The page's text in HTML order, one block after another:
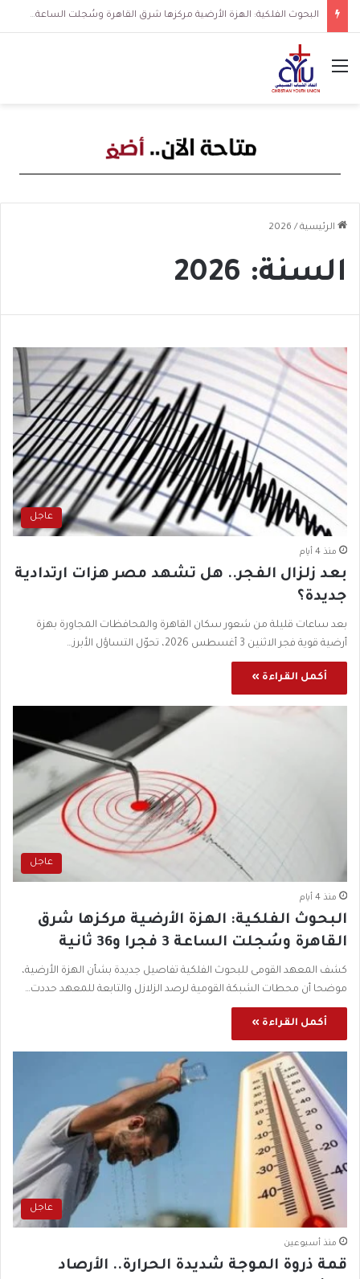
البحوث الفلكية: الهزة الأرضية مركزها شرق القاهرة وسُجلت الساعة 3 فجرا و36 ثانية
القائمة
الرئيسية /
2026
السنة: 2026
عاجل
منذ 4 أيام
بعد زلزال الفجر.. هل تشهد مصر هزات ارتدادية
جديدة؟
بعد ساعات قليلة من شعور سكان القاهرة والمحافظات المجاورة بهزة
أرضية قوية فجر الاثنين 3 أغسطس 2026، تحوّل التساؤل الأبرز…
أكمل القراءة »
عاجل
منذ 4 أيام
البحوث الفلكية: الهزة الأرضية مركزها شرق
القاهرة وسُجلت الساعة 3 فجرا و36 ثانية
كشف المعهد القومى للبحوث الفلكية تفاصيل جديدة بشأن الهزة الأرضية،
موضحا أن محطات الشبكة القومية لرصد الزلازل والتابعة للمعهد حددت…
أكمل القراءة »
عاجل
منذ أسبوعين
قمة ذروة الموجة شديدة الحرارة.. الأرصاد